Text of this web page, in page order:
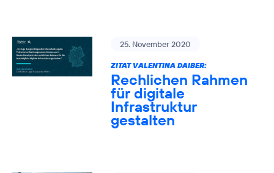
25. November 2020
ZITAT VALENTINA DAIBER:
Rechlichen Rahmen
für digitale
Infrastruktur
gestalten